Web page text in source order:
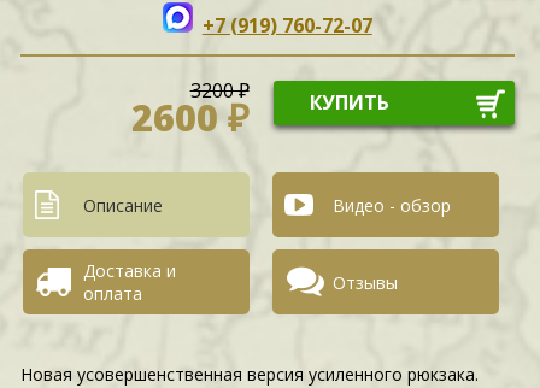
+7 (919) 760-72-07
3200 ₽
2600 ₽ КУПИТЬ
Описание Видео - обзор
Доставка и
оплата
Отзывы
Новая усовершенственная версия усиленного рюкзака.